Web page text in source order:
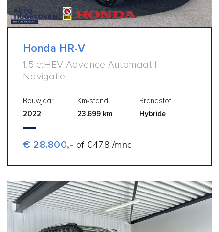
Honda HR-V
1.5 e:HEV Advance Automaat |
Navigatie
Bouwjaar
2022
Km-stand
23.699 km
Brandstof
Hybride
€ 28.800,- of €478 /mnd